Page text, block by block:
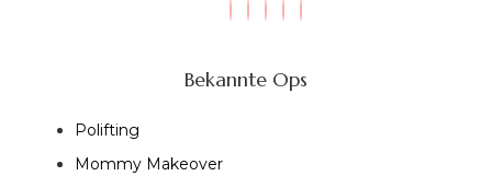
Bekannte Ops
Polifting
Mommy Makeover